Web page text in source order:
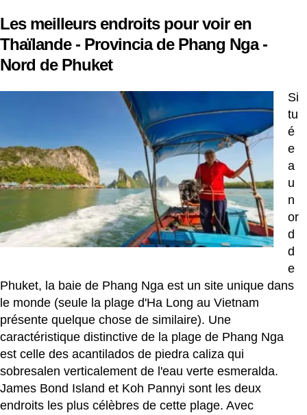
Les meilleurs endroits pour voir en
Thaïlande - Provincia de Phang Nga -
Nord de Phuket
Si
tu
é
e
a
u
n
or
d
d
e
Phuket, la baie de Phang Nga est un site unique dans
le monde (seule la plage d'Ha Long au Vietnam
présente quelque chose de similaire). Une
caractéristique distinctive de la plage de Phang Nga
est celle des acantilados de piedra caliza qui
sobresalen verticalement de l'eau verte esmeralda.
James Bond Island et Koh Pannyi sont les deux
endroits les plus célèbres de cette plage. Avec